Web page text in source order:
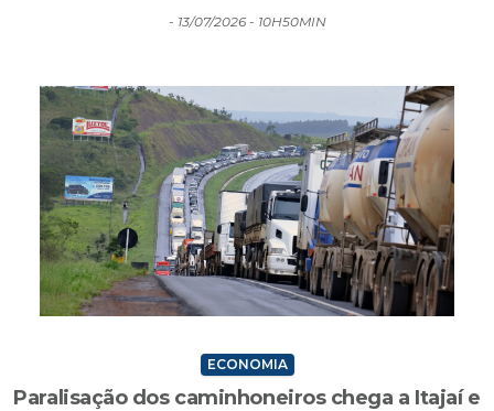
- 13/07/2026 - 10H50MIN
ECONOMIA
Paralisação dos caminhoneiros chega a Itajaí e